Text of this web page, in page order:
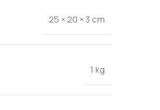
25 × 20 × 3 cm
1 kg